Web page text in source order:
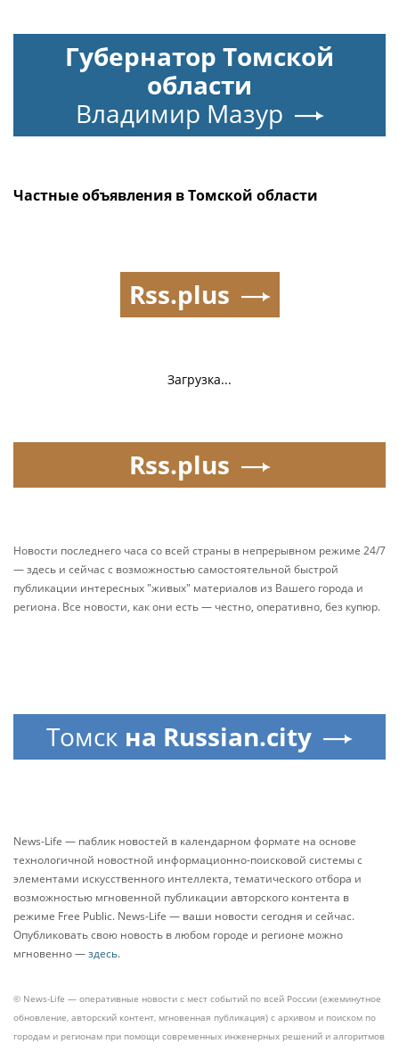
Губернатор Томской
области
Владимир Мазур
Частные объявления в Томской области
Загрузка...
Rss.plus
Rss.plus
Новости последнего часа со всей страны в непрерывном режиме 24/7
— здесь и сейчас с возможностью самостоятельной быстрой
публикации интересных "живых" материалов из Вашего города и
региона. Все новости, как они есть — честно, оперативно, без купюр.
Томск на Russian.city
News-Life — паблик новостей в календарном формате на основе
технологичной новостной информационно-поисковой системы с
элементами искусственного интеллекта, тематического отбора и
возможностью мгновенной публикации авторского контента в
режиме Free Public. News-Life — ваши новости сегодня и сейчас.
Опубликовать свою новость в любом городе и регионе можно
мгновенно —здесь.
© News-Life — оперативные новости с мест событий по всей России (ежеминутное
обновление, авторский контент, мгновенная публикация) с архивом и поиском по
городам и регионам при помощи современных инженерных решений и алгоритмов